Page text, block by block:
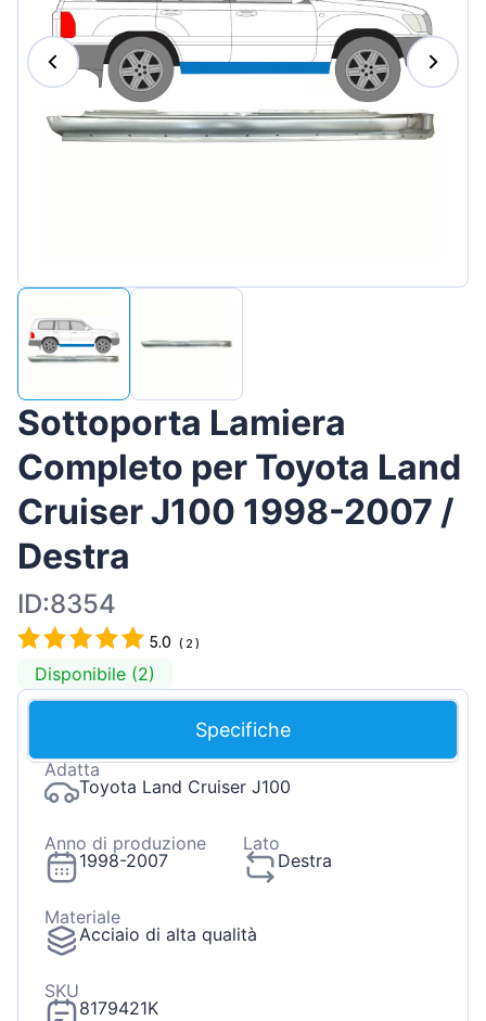
Magyar
Lietuvių
Hrvatski
Português
Sottoporta Lamiera
Completo per Toyota Land
Cruiser J100 1998-2007 /
Destra
ID:8354
5.0 ( 2 )
Disponibile (2)
Specifiche
Adatta
Toyota Land Cruiser J100
Anno di produzione
1998-2007
Lato
Destra
Materiale
Acciaio di alta qualità
SKU
8179421K